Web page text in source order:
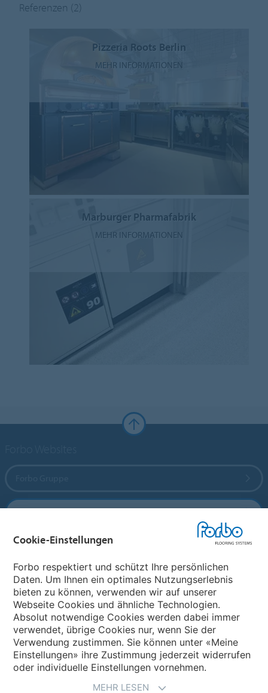
Referenzen (2)
Pizzeria Roots Berlin
MEHR INFORMATIONEN
Marburger Pharmafabrik
MEHR INFORMATIONEN
Forbo Flooring Systems
Forbo Movement Systems
Land auswählen
Land auswählen
Cookie-Einstellungen
Forbo respektiert und schützt Ihre persönlichen
Daten. Um Ihnen ein optimales Nutzungserlebnis
bieten zu können, verwenden wir auf unserer
Webseite Cookies und ähnliche Technologien.
Absolut notwendige Cookies werden dabei immer
verwendet, übrige Cookies nur, wenn Sie der
Verwendung zustimmen. Sie können unter «Meine
Einstellungen» ihre Zustimmung jederzeit widerrufen
oder individuelle Einstellungen vornehmen.
MEHR LESEN